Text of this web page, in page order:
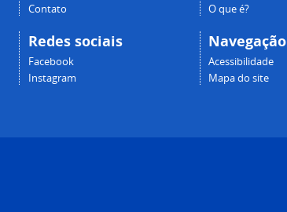
Contato
Redes sociais
Facebook
Instagram
O que é?
Navegação
Acessibilidade
Mapa do site